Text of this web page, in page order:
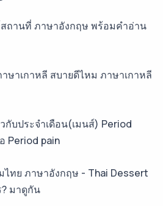
ถานที่ ภาษาอังกฤษ พร้อมคำอ่าน
ษาเกาหลี สบายดีไหม ภาษาเกาหลี
กับประจำเดือน(เมนส์) Period
Period pain
ไทย ภาษาอังกฤษ - Thai Dessert
มาดูกัน